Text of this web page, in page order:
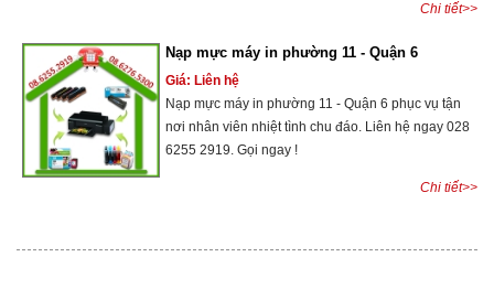
Chi tiết>>
Nạp mực máy in phường 11 - Quận 6
Giá: Liên hệ
Nạp mực máy in phường 11 - Quận 6 phục vụ tận
nơi nhân viên nhiệt tình chu đáo. Liên hệ ngay 028
6255 2919. Gọi ngay !
Chi tiết>>